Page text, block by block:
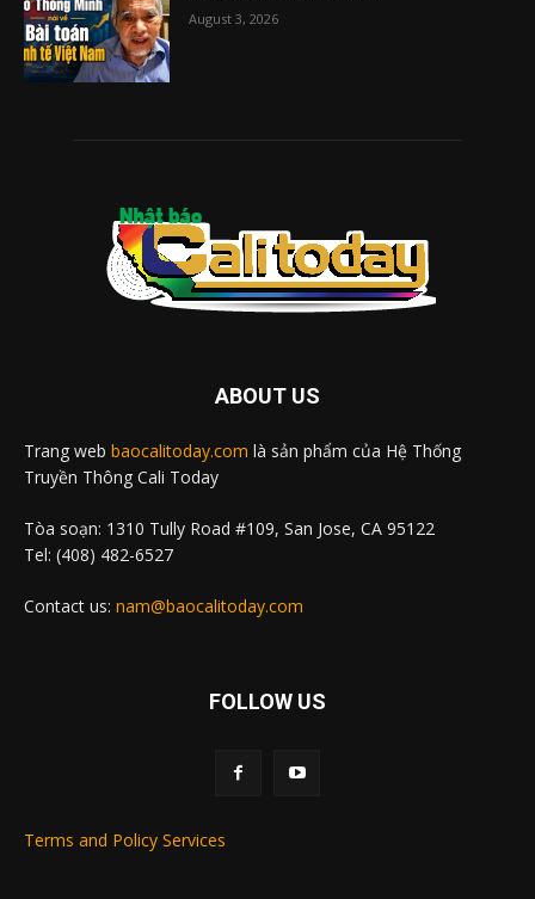
August 3, 2026
ABOUT US
Trang web baocalitoday.com là sản phẩm của Hệ Thống
Truyền Thông Cali Today
Tòa soạn: 1310 Tully Road #109, San Jose, CA 95122
Tel: (408) 482-6527
Contact us: nam@baocalitoday.com
FOLLOW US
Terms and Policy Services